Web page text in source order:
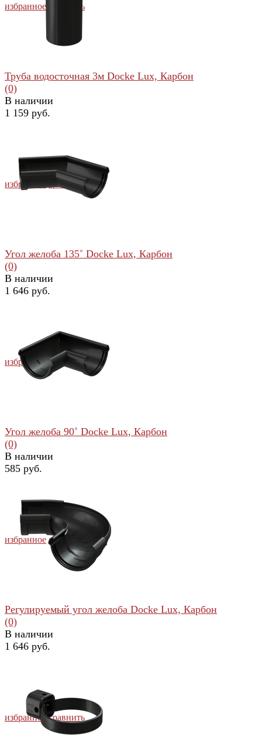
избранное сравнить
избранное сравнить
Труба водосточная 3м Docke Lux, Карбон
(0)
В наличии
1 159 руб.
избранное сравнить
Угол желоба 135˚ Docke Lux, Карбон
(0)
В наличии
1 646 руб.
избранное сравнить
Угол желоба 90˚ Docke Lux, Карбон
(0)
В наличии
585 руб.
избранное сравнить
Регулируемый угол желоба Docke Lux, Карбон
(0)
В наличии
1 646 руб.